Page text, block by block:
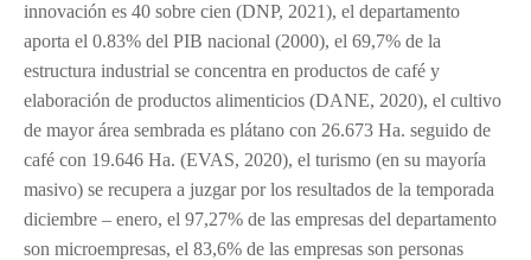
innovación es 40 sobre cien (DNP, 2021), el departamento
aporta el 0.83% del PIB nacional (2000), el 69,7% de la
estructura industrial se concentra en productos de café y
elaboración de productos alimenticios (DANE, 2020), el cultivo
de mayor área sembrada es plátano con 26.673 Ha. seguido de
café con 19.646 Ha. (EVAS, 2020), el turismo (en su mayoría
masivo) se recupera a juzgar por los resultados de la temporada
diciembre – enero, el 97,27% de las empresas del departamento
son microempresas, el 83,6% de las empresas son personas